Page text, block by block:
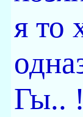
я то
Гы..